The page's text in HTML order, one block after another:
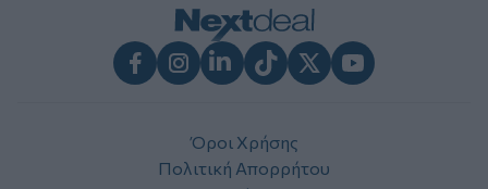
Όροι Χρήσης
Πολιτική Απορρήτου